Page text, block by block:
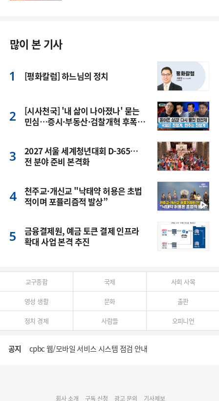
많이 본 기사
[평화칼럼] 하느님의 정치
[시사천국] '내 삶이 나아졌나' 묻는
민심…증시·부동산·검찰개혁 후폭
2027 서울 세계청년대회 D-365…
전 분야 준비 본격화
천주교·개신교 "낙태약 허용은 초법
적이며 포퓰리즘적 발상”
금융결제원, 예금 토큰 결제 인프라
확대 사업 본격 추진
교구종합 국제 사회 사목
영성 생활 문화 출판
정치 경제 사람들 오피니언
공지 cpbc 웹/모바일 서비스 시스템 점검 안내
회사 소개 구독 신청 광고 문의 기사제보